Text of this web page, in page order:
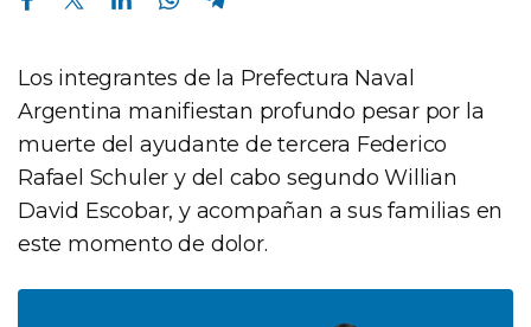
Los integrantes de la Prefectura Naval
Argentina manifiestan profundo pesar por la
muerte del ayudante de tercera Federico
Rafael Schuler y del cabo segundo Willian
David Escobar, y acompañan a sus familias en
este momento de dolor.